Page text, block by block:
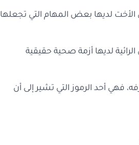
الأخت لديها بعض المهام التي تجعلها
لديها أزمة صحية حقيقية
فهي أحد الرموز التي تشير إلى أن